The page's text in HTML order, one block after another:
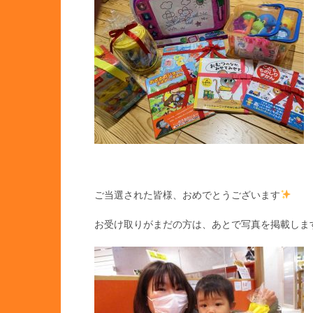
ご当選された皆様、おめでとうございます
お受け取りがまだの方は、あとで写真を掲載しま